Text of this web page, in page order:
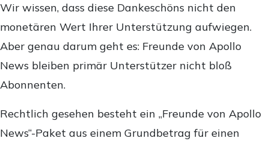
Wir wissen, dass diese Dankeschöns nicht den
monetären Wert Ihrer Unterstützung aufwiegen.
Aber genau darum geht es: Freunde von Apollo
News bleiben primär Unterstützer nicht bloß
Abonnenten.
Rechtlich gesehen besteht ein „Freunde von Apollo
News“-Paket aus einem Grundbetrag für einen